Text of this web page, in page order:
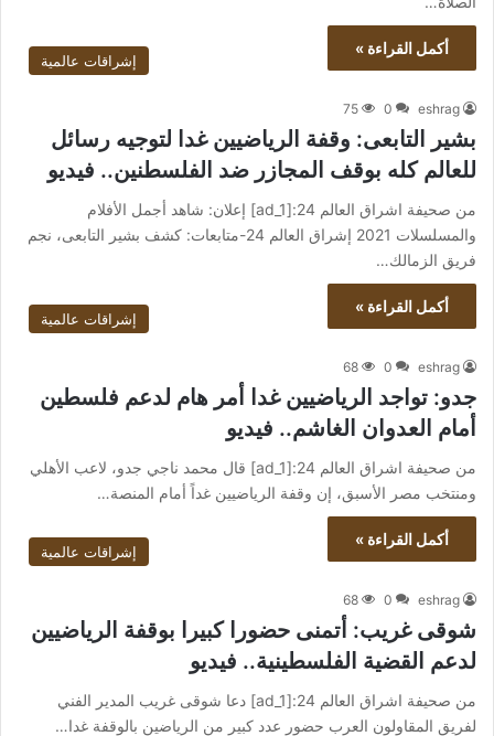
أكمل القراءة »
إشراقات عالمية
eshrag
0
75
بشير التابعى: وقفة الرياضيين غدا لتوجيه رسائل
للعالم كله بوقف المجازر ضد الفلسطنين.. فيديو
من صحيفة اشراق العالم 24:[ad_1] إعلان: شاهد أجمل الأفلام
والمسلسلات 2021 إشراق العالم 24-متابعات: كشف بشير التابعى، نجم
فريق الزمالك…
أكمل القراءة »
إشراقات عالمية
eshrag
0
68
جدو: تواجد الرياضيين غدا أمر هام لدعم فلسطين
أمام العدوان الغاشم.. فيديو
من صحيفة اشراق العالم 24:[ad_1] قال محمد ناجي جدو، لاعب الأهلي
ومنتخب مصر الأسبق، إن وقفة الرياضيين غداً أمام المنصة…
أكمل القراءة »
إشراقات عالمية
eshrag
0
68
شوقى غريب: أتمنى حضورا كبيرا بوقفة الرياضيين
لدعم القضية الفلسطينية.. فيديو
من صحيفة اشراق العالم 24:[ad_1] دعا شوقى غريب المدير الفني
لفريق المقاولون العرب حضور عدد كبير من الرياضين بالوقفة غدا…